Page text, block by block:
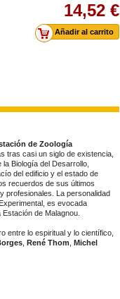
14,52 €
de Zoología
tras casi un siglo de existencia,
Biología del Desarrollo,
del edificio y el estado de
recuerdos de sus últimos
profesionales. La personalidad
es evocada
de Malagnou.
entre lo espiritual y lo científico,
René Thom Michel